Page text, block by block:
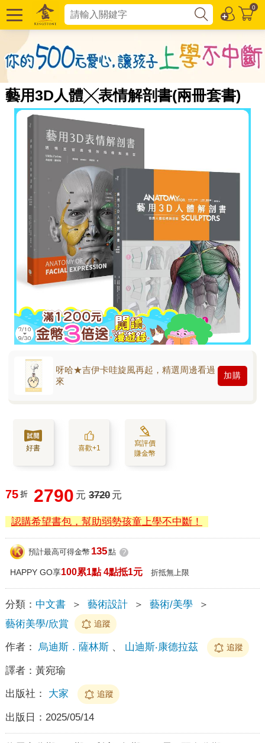
0
藝用3D人體╳表情解剖書(兩冊套書)
呀哈★吉伊卡哇旋風再起，精選周邊看過
來
加購
好書 喜歡+1
寫評價
賺金幣
75 折 2790 元 3720 元
認購希望書包，幫助弱勢孩童上學不中斷！
預計最高可得金幣 135點 ?
HAPPY GO享100累1點 4點抵1元 折抵無上限
分類： 中文書 ＞ 藝術設計 ＞ 藝術/美學
＞
藝術美學/欣賞
追蹤
作者： 烏迪斯．薩林斯、 山迪斯‧康德拉茲 追蹤
譯者： 黃宛瑜
出版社： 大家 追蹤
出版日： 2025/05/14